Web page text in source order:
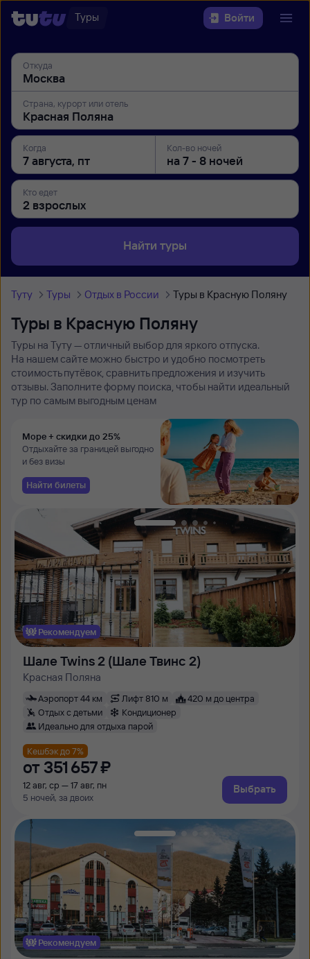
Туры Войти
Откуда
Страна, курорт или отель
Когда Кол-во ночей
Кто едет
Найти туры
Туту Туры Отдых в России Туры в Красную Поляну
Туры в Красную Поляну
Туры на Туту — отличный выбор для яркого отпуска.
На нашем сайте можно быстро и удобно посмотреть
стоимость путёвок, сравнить предложения и изучить
отзывы. Заполните форму поиска, чтобы найти идеальный
тур по самым выгодным ценам
Море + скидки до 25%
Отдыхайте за границей выгодно
и без визы
Найти билеты
Рекомендуем
Шале Twins 2 (Шале Твинс 2)
Красная Поляна
Аэропорт 44 км Лифт 810 м
420 м до центра
Отдых с детьми
Кондиционер
Идеально для отдыха парой
Кешбэк до 7%
от 351 ⁠657 ⁠₽
12 авг, ср — 17 авг, пн
5 ночей, за двоих
Выбрать
Рекомендуем